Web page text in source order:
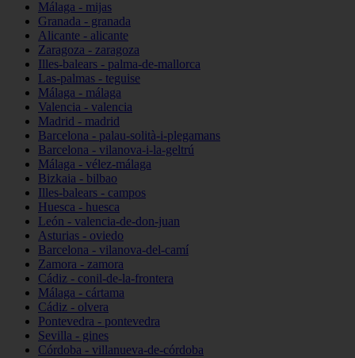
Málaga - mijas
Granada - granada
Alicante - alicante
Zaragoza - zaragoza
Illes-balears - palma-de-mallorca
Las-palmas - teguise
Málaga - málaga
Valencia - valencia
Madrid - madrid
Barcelona - palau-solità-i-plegamans
Barcelona - vilanova-i-la-geltrú
Málaga - vélez-málaga
Bizkaia - bilbao
Illes-balears - campos
Huesca - huesca
León - valencia-de-don-juan
Asturias - oviedo
Barcelona - vilanova-del-camí
Zamora - zamora
Cádiz - conil-de-la-frontera
Málaga - cártama
Cádiz - olvera
Pontevedra - pontevedra
Sevilla - gines
Córdoba - villanueva-de-córdoba